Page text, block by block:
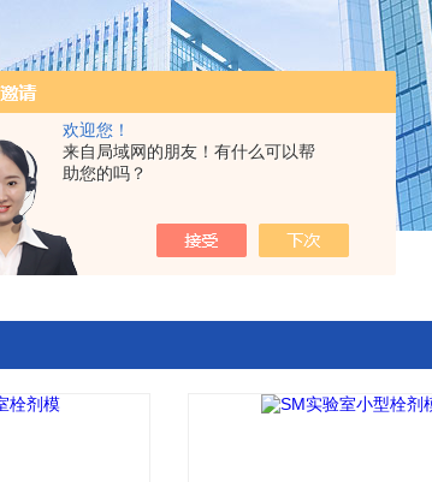
欢迎您！
来自局域网的朋友！有什么可以帮
助您的吗？